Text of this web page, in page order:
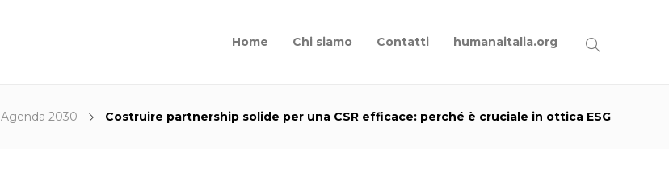
Home Chi siamo Contatti humanaitalia.org
Agenda 2030 Costruire partnership solide per una CSR efficace: perché è cruciale in ottica ESG